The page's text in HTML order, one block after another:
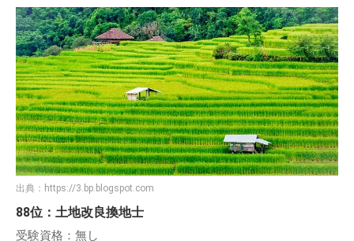
出典： https://3.bp.blogspot.com
88位：土地改良換地士
受験資格：無し